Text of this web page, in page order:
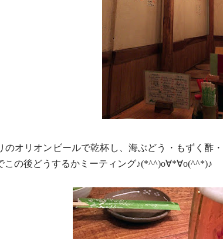
のオリオンビールで乾杯し、海ぶどう・もずく酢・
この後どうするかミーティング♪(*^^)o∀*∀o(^^*)♪